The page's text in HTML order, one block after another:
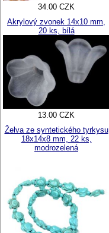
34.00 CZK
Akrylový zvonek 14x10 mm,
20 ks, bílá
13.00 CZK
Želva ze syntetického tyrkysu
18x14x8 mm, 22 ks,
modrozelená